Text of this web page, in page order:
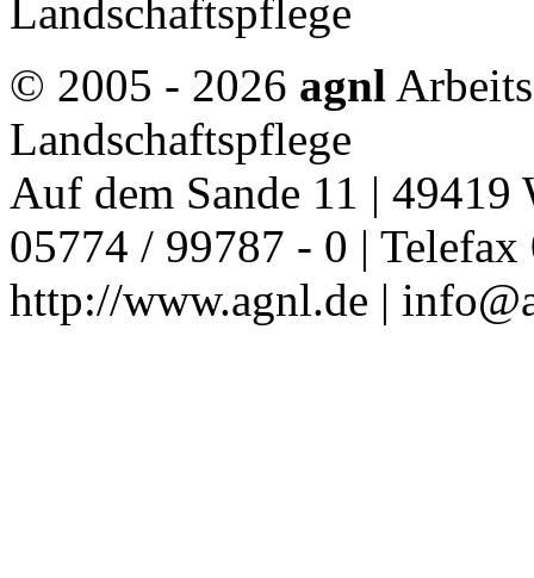
Landschaftspflege
© 2005 - 2026 agnl
Landschaftspflege
Auf dem Sande 11 | 49419
05774 / 99787 - 0 |
http://www.agnl.de |